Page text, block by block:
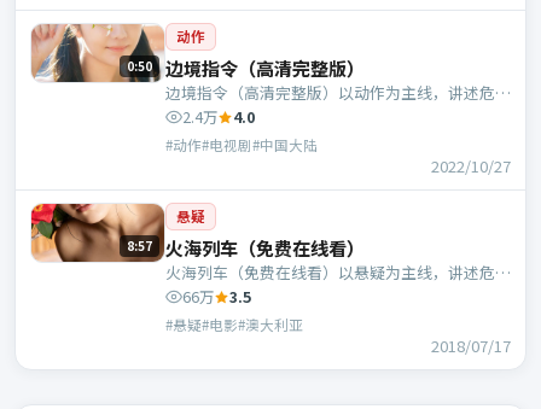
0:50
动作
边境指令（高清完整版）
边境指令（高清完整版）以动作为主线，讲述危机
中的抉择与人物成长；中国大陆班底，徐克执导，
梁朝伟、谭卓等主演。
2.4万 4.0
#动作#电视剧#中国大陆
2022/10/27
8:57
悬疑
火海列车（免费在线看）
火海列车（免费在线看）以悬疑为主线，讲述危机
中的抉择与人物成长；澳大利亚班底，乌尔善执
导，胡歌、张译等主演。
66万 3.5
#悬疑#电影#澳大利亚
2018/07/17